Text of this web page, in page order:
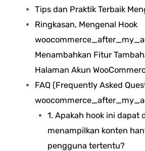
Tips dan Praktik Terbaik
Ringkasan, Mengenal Hook
Menambahkan Fitur
Halaman Akun
FAQ (Frequently Asked
1. Apakah hook ini dapat
menampilkan konten
pengguna tertentu?